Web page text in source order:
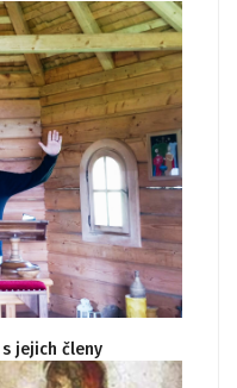
jejich členy